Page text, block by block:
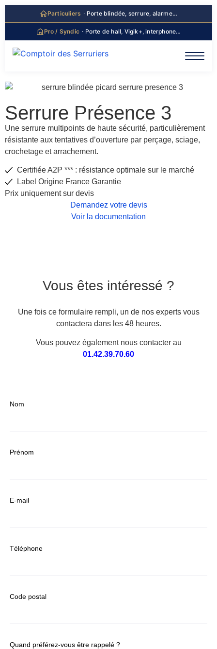
Particuliers · Porte blindée, serrure, alarme…
Pro / Syndic · Porte de hall, Vigik+, interphone…
Serrure Présence 3
Une serrure multipoints de haute sécurité, particulièrement
résistante aux tentatives d’ouverture par perçage, sciage,
crochetage et arrachement.
Certifiée A2P *** : résistance optimale sur le marché
Label Origine France Garantie
Prix uniquementsur devis
Demandez votre devis
Voir la documentation
Vous êtes intéressé ?
Une fois ce formulaire rempli, un de nos experts vous
contactera dans les 48 heures.
Vous pouvez également nous contacter au
01.42.39.70.60
Nom
Prénom
E-mail
Téléphone
Code postal
Quand préférez-vous être rappelé ?